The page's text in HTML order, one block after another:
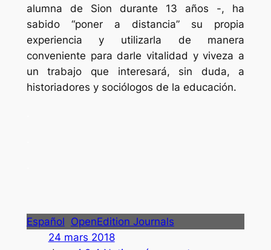
alumna de Sion durante 13 años -, ha
sabido “poner a distancia” su propia
experiencia y utilizarla de manera
conveniente para darle vitalidad y viveza a
un trabajo que interesará, sin duda, a
historiadores y sociólogos de la educación.
Español OpenEdition Journals
24 mars 2018